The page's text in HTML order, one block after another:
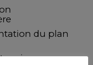
du plan